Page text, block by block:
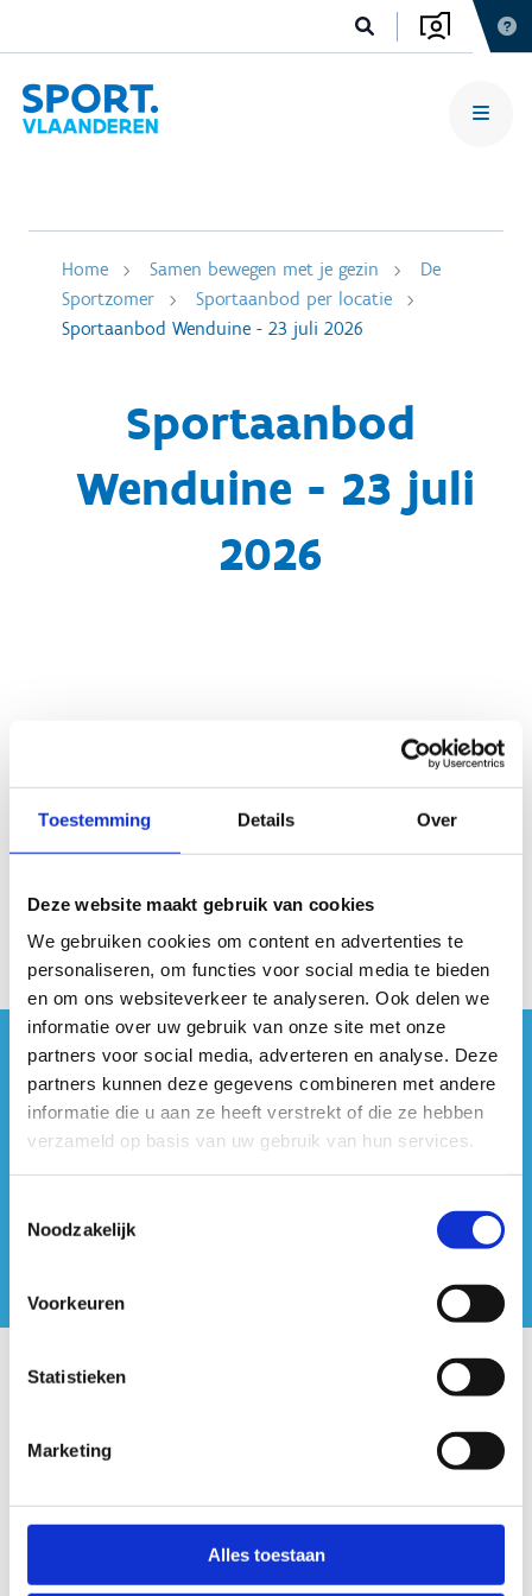
Toestemming Details Over
Deze website maakt gebruik van cookies
We gebruiken cookies om content en advertenties te
personaliseren, om functies voor social media te bieden
en om ons websiteverkeer te analyseren. Ook delen we
informatie over uw gebruik van onze site met onze
partners voor social media, adverteren en analyse. Deze
partners kunnen deze gegevens combineren met andere
informatie die u aan ze heeft verstrekt of die ze hebben
verzameld op basis van uw gebruik van hun services.
Noodzakelijk
Voorkeuren
Statistieken
Marketing
Alles toestaan
Home Samen bewegen met je gezin
De
Sportzomer
Sportaanbod per locatie
Sportaanbod Wenduine - 23 juli 2026
Sportaanbod
Wenduine - 23 juli
2026
#sportersbelevenmeer
ook op sociale media
Onze centra
Sport Vlaanderen Hoofdzetel
Simon Bolivarlaan 17
Over ons
Wij ondersteunen